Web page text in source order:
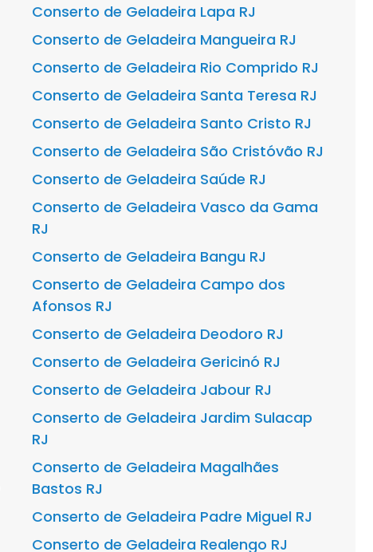
Conserto de Geladeira Lapa RJ
Conserto de Geladeira Mangueira RJ
Conserto de Geladeira Rio Comprido RJ
Conserto de Geladeira Santa Teresa RJ
Conserto de Geladeira Santo Cristo RJ
Conserto de Geladeira São Cristóvão RJ
Conserto de Geladeira Saúde RJ
Conserto de Geladeira Vasco da Gama
RJ
Conserto de Geladeira Bangu RJ
Conserto de Geladeira Campo dos
Afonsos RJ
Conserto de Geladeira Deodoro RJ
Conserto de Geladeira Gericinó RJ
Conserto de Geladeira Jabour RJ
Conserto de Geladeira Jardim Sulacap
RJ
Conserto de Geladeira Magalhães
Bastos RJ
Conserto de Geladeira Padre Miguel RJ
Conserto de Geladeira Realengo RJ